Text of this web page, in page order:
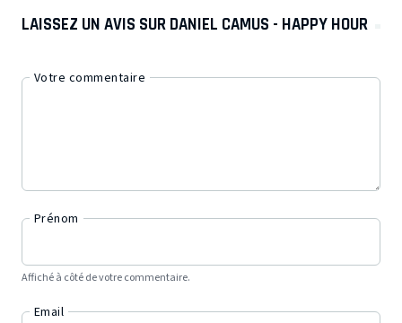
LAISSEZ UN AVIS SUR DANIEL CAMUS - HAPPY HOUR
Votre commentaire
Prénom
Affiché à côté de votre commentaire.
Email